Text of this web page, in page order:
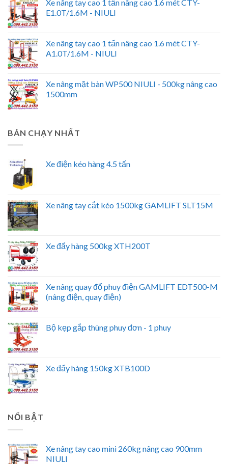
Xe nâng tay cao 1 tấn nâng cao 1.6 mét CTY-
E1.0T/1.6M - NIULI
Xe nâng tay cao 1 tấn nâng cao 1.6 mét CTY-
A1.0T/1.6M - NIULI
Xe nâng mặt bàn WP500 NIULI - 500kg nâng cao
1500mm
BÁN CHẠY NHẤT
Xe điện kéo hàng 4.5 tấn
Xe nâng tay cắt kéo 1500kg GAMLIFT SLT15M
Xe đẩy hàng 500kg XTH200T
Xe nâng quay đổ phuy điện GAMLIFT EDT500-M
(nâng điện, quay điện)
Bộ kẹp gắp thùng phuy đơn - 1 phuy
Xe đẩy hàng 150kg XTB100D
NỔI BẬT
Xe nâng tay cao mini 260kg nâng cao 900mm
NIULI